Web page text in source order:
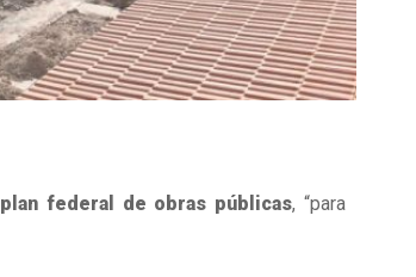
plan federal de obras públicas, “para